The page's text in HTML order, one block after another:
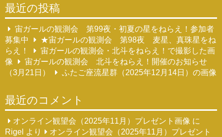
最近の投稿
宙ガールの観測会 第99夜・初夏の星をねらえ！参加者
募集中
★宙ガールの観測会 第98夜 麦星、真珠星をね
らえ！
宙ガールの観測会・北斗をねらえ！で撮影した画
像
宙ガールの観測会 北斗をねらえ！開催のお知らせ
（3月21日）
ふたご座流星群（2025年12月14日）の画像
最近のコメント
オンライン観望会（2025年11月）プレゼント画像 に
Rigel より
オンライン観望会（2025年11月）プレゼント